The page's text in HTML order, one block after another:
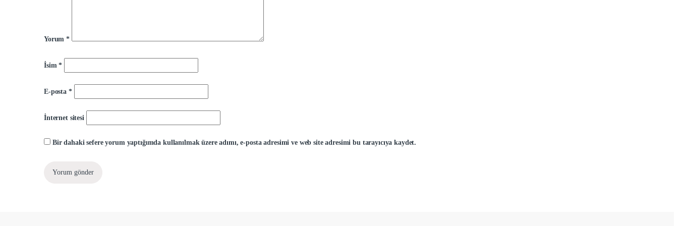
Yorum*
İsim*
E-posta *
İnternet sitesi
Bir dahaki sefere yorum yaptığımda kullanılmak üzere adımı, e-posta adresimi ve web site adresimi bu tarayıcıya kaydet.